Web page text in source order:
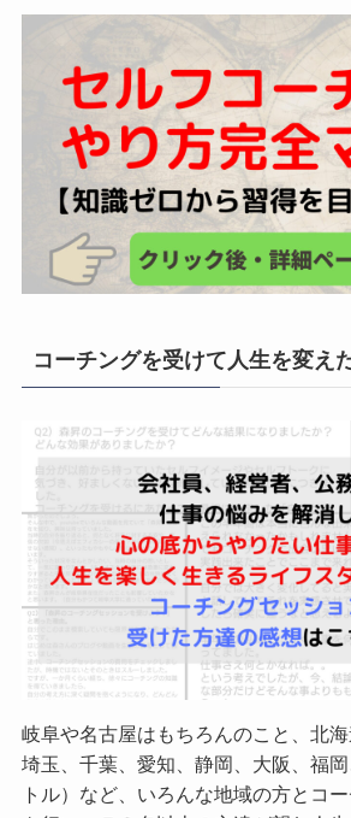
コーチングを受けて人生を変え
岐阜や名古屋はもちろんのこと、北海
埼玉、千葉、愛知、静岡、大阪、福
トル）など、いろんな地域の方とコ